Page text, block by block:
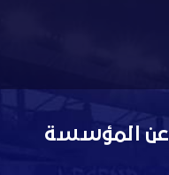
عن المؤسسة